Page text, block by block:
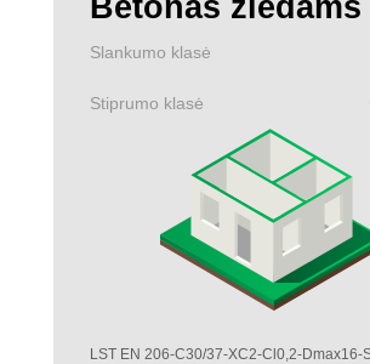
Betonas žiedams
Slankumo klasė
Stiprumo klasė
LST EN 206-C30/37-XC2-Cl0,2-Dmax16-